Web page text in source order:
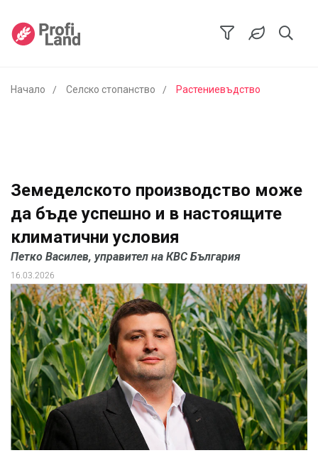
Начало Селско стопанство Растениевъдство
Земеделското производство може
да бъде успешно и в настоящите
климатични условия
Петко Василев, управител на КВС България
16.03.2026